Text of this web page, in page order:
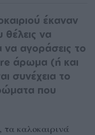
έκαναν
θέλεις να
αγοράσεις το
άρωμα (ή και
συνέχεια το
που
τα καλοκαιρινά